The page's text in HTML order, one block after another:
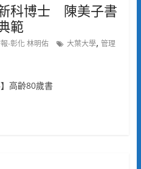
科博士 陳美子書
範
-彰化 林明佑 大葉大學, 管理
高齡80歲書